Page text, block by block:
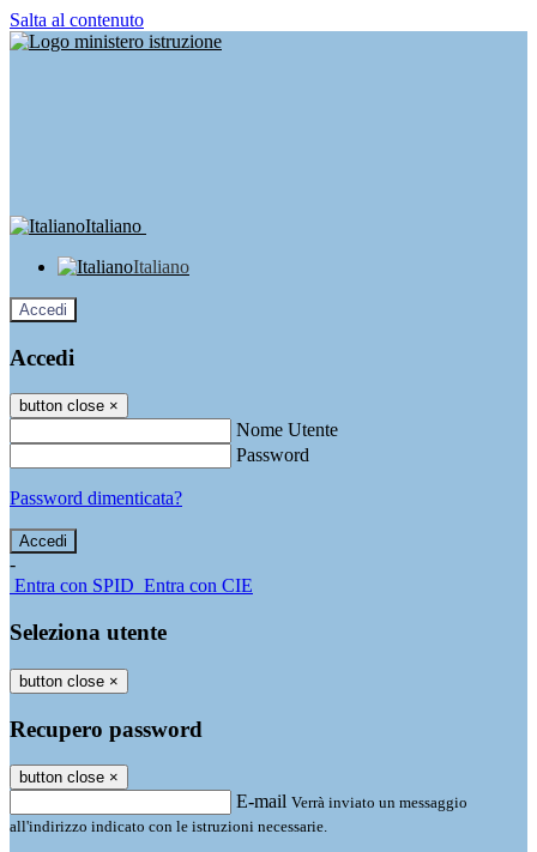
Salta al contenuto
Italiano
Italiano
Accedi
Accedi
button close ×
Nome Utente
Password
Password dimenticata?
-
Entra con SPID Entra con CIE
Seleziona utente
button close ×
Recupero password
button close ×
E-mail Verrà inviato un messaggio
all'indirizzo indicato con le istruzioni necessarie.